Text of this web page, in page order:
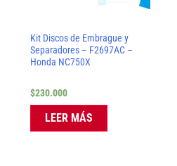
Kit Discos de Embrague y
Separadores – F2697AC –
Honda NC750X
$230.000
LEER MÁS